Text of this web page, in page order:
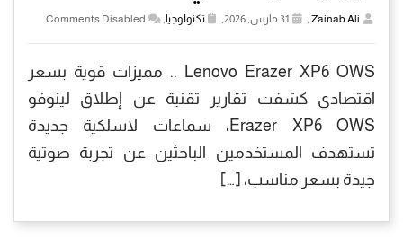
Zainab Ali تكنولوجيا Comments Disabled
Lenovo Erazer XP6 OWS ‏.. مميزات قوية بسعر
اقتصادي كشفت تقارير تقنية عن إطلاق لينوفو
Erazer XP6 OWS، سماعات لاسلكية جديدة
تستهدف المستخدمين الباحثين عن تجربة صوتية
جيدة بسعر مناسب، […]